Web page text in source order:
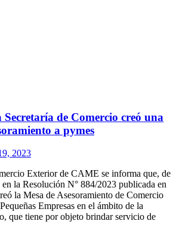
de Comercio creó una
a pymes
2023
Exterior de CAME se informa que, de
la Resolución N° 884/2023 publicada en
la Mesa de Asesoramiento de Comercio
Empresas en el ámbito de la
que tiene por objeto brindar servicio de